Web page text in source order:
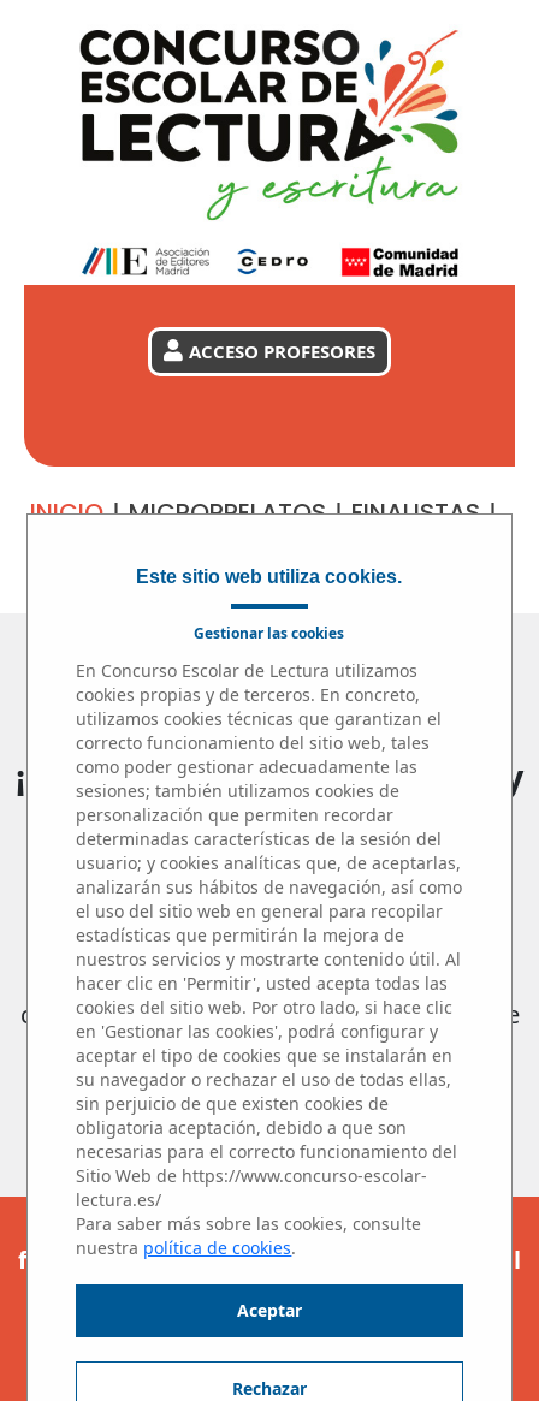
ACCESO PROFESORES
INICIO|MICRORRELATOS|FINALISTAS|
Microrrelatos en el Aula
2025 / 2026
¡¡115 centros, 161 profesores y
más de 820 alumnos
participantes!!
Queremos compartir este éxito con los
auténticos protagonistas del Concurso: los
centros educativos, profesores y alumnos de
laComunidad de Madridy su enorme
compromiso con el fomento de la lectura y
escritura.
Muchas gracias a todos.
Os presentamos a las ganadoras y los
finalistas del Concurso Microrrelatos en el
Aula.
¡Enhorabuena y gracias a todos por
participar!
Este sitio web utiliza cookies.
Gestionar las cookies
En Concurso Escolar de Lectura utilizamos
cookies propias y de terceros. En concreto,
utilizamos cookies técnicas que garantizan el
correcto funcionamiento del sitio web, tales
como poder gestionar adecuadamente las
sesiones; también utilizamos cookies de
personalización que permiten recordar
determinadas características de la sesión del
usuario; y cookies analíticas que, de aceptarlas,
analizarán sus hábitos de navegación, así como
el uso del sitio web en general para recopilar
estadísticas que permitirán la mejora de
nuestros servicios y mostrarte contenido útil. Al
hacer clic en 'Permitir', usted acepta todas las
cookies del sitio web. Por otro lado, si hace clic
en 'Gestionar las cookies', podrá configurar y
aceptar el tipo de cookies que se instalarán en
su navegador o rechazar el uso de todas ellas,
sin perjuicio de que existen cookies de
obligatoria aceptación, debido a que son
necesarias para el correcto funcionamiento del
Sitio Web de https://www.concurso-escolar-
lectura.es/
Para saber más sobre las cookies, consulte
nuestra política de cookies.
Aceptar
Rechazar